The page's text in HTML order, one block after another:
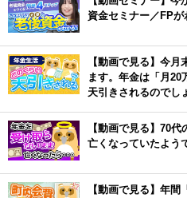
資金セミナー／FPが
【動画で見る】今月
ます。年金は「月20
天引きされるのでし
【動画で見る】70代
亡くなっていたよう
【動画で見る】年間